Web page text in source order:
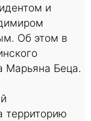
и
Об этом в
Марьяна Беца.
территорию